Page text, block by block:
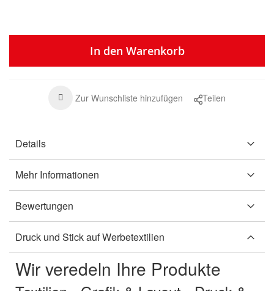
In den Warenkorb
Zur Wunschliste hinzufügen Teilen
Details
Mehr Informationen
Bewertungen
Druck und Stick auf Werbetextilien
Wir veredeln Ihre Produkte